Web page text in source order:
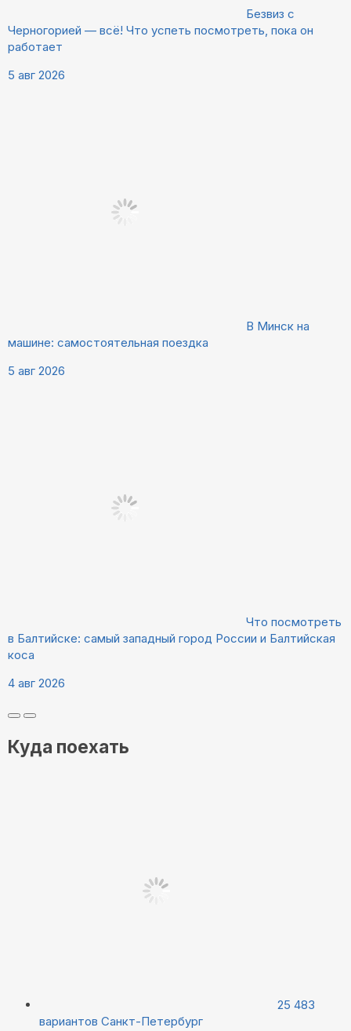
Безвиз с
Черногорией — всё! Что успеть посмотреть, пока он
работает
5 авг 2026
В Минск на
машине: самостоятельная поездка
5 авг 2026
Что посмотреть
в Балтийске: самый западный город России и Балтийская
коса
4 авг 2026
Куда поехать
25 483
вариантов Санкт-Петербург